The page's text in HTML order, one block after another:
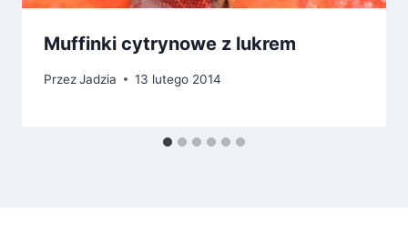
Muffinki cytrynowe z lukrem
PrzezJadzia 13 lutego 2014